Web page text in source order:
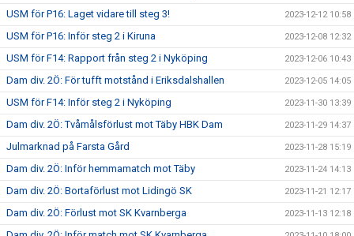
USM för P16: Laget vidare till steg 3! 2023-12-12 10:58
USM för P16: Inför steg 2 i Kiruna 2023-12-08 12:32
USM för F14: Rapport från steg 2 i Nyköping 2023-12-06 10:43
Dam div. 2Ö: För tufft motstånd i Eriksdalshallen 2023-12-05 14:05
USM för F14: Inför steg 2 i Nyköping 2023-11-30 13:39
Dam div. 2Ö: Tvåmålsförlust mot Täby HBK Dam 2023-11-29 14:37
Julmarknad på Farsta Gård 2023-11-28 15:19
Dam div. 2Ö: Inför hemmamatch mot Täby 2023-11-24 14:13
Dam div. 2Ö: Bortaförlust mot Lidingö SK 2023-11-21 12:17
Dam div. 2Ö: Förlust mot SK Kvarnberga 2023-11-13 12:18